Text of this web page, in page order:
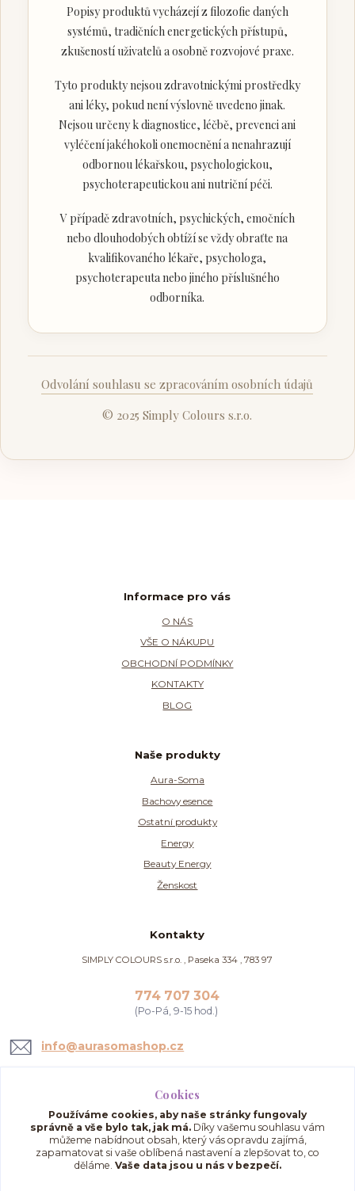
Popisy produktů vycházejí z filozofie daných
systémů, tradičních energetických přístupů,
zkušeností uživatelů a osobně rozvojové praxe.
Tyto produkty nejsou zdravotnickými prostředky
ani léky, pokud není výslovně uvedeno jinak.
Nejsou určeny k diagnostice, léčbě, prevenci ani
vyléčení jakéhokoli onemocnění a nenahrazují
odbornou lékařskou, psychologickou,
psychoterapeutickou ani nutriční péči.
V případě zdravotních, psychických, emočních
nebo dlouhodobých obtíží se vždy obraťte na
kvalifikovaného lékaře, psychologa,
psychoterapeuta nebo jiného příslušného
odborníka.
Odvolání souhlasu se zpracováním osobních údajů
© 2025 Simply Colours s.r.o.
Informace pro vás
O NÁS
VŠE O NÁKUPU
OBCHODNÍ PODMÍNKY
KONTAKTY
BLOG
Naše produkty
Aura-Soma
Bachovy esence
Ostatní produkty
Energy
Beauty Energy
Ženskost
Kontakty
SIMPLY COLOURS s.r.o. , Paseka 334 , 783 97
774 707 304
(Po-Pá, 9-15 hod.)
info@aurasomashop.cz
Upravit sběr cookies.
Cookies
Používáme cookies, aby naše stránky fungovaly
správně a vše bylo tak, jak má. Díky vašemu souhlasu vám
můžeme nabídnout obsah, který vás opravdu zajímá,
zapamatovat si vaše oblíbená nastavení a zlepšovat to, co
děláme. Vaše data jsou u nás v bezpečí.